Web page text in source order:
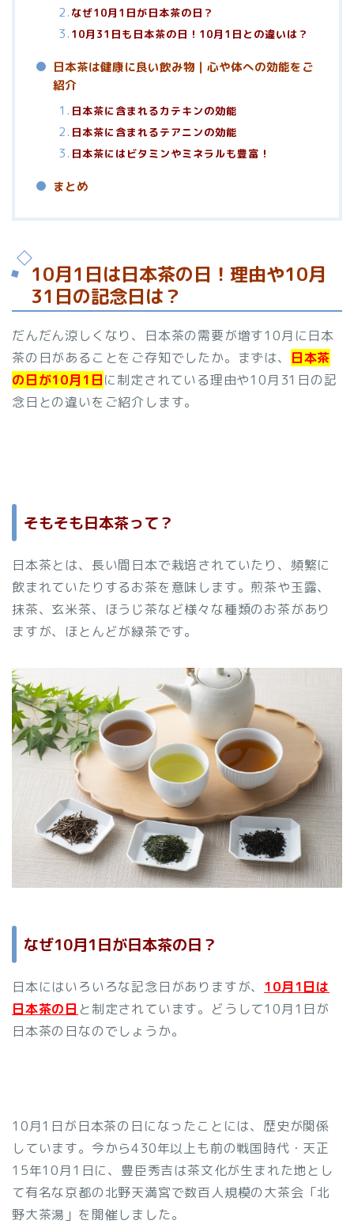
なぜ10月1日が日本茶の日？
10月31日も日本茶の日！10月1日との違いは？
日本茶は健康に良い飲み物｜心や体への効能をご
紹介
日本茶に含まれるカテキンの効能
日本茶に含まれるテアニンの効能
日本茶にはビタミンやミネラルも豊富！
まとめ
10月1日は日本茶の日！理由や10月
31日の記念日は？
だんだん涼しくなり、日本茶の需要が増す10月に日本
茶の日があることをご存知でしたか。まずは、 日本茶
の日が10月1日に制定されている理由や10月31日の記
念日との違いをご紹介します。
そもそも日本茶って？
日本茶とは、長い間日本で栽培されていたり、頻繁に
飲まれていたりするお茶を意味します。煎茶や玉露、
抹茶、玄米茶、ほうじ茶など様々な種類のお茶があり
ますが、ほとんどが緑茶です。
なぜ10月1日が日本茶の日？
日本にはいろいろな記念日がありますが、 10月1日は
日本茶の日 と制定されています。どうして10月1日が
日本茶の日なのでしょうか。
10月1日が日本茶の日になったことには、歴史が関係
しています。今から430年以上も前の戦国時代・天正
15年10月1日に、豊臣秀吉は茶文化が生まれた地とし
て有名な京都の北野天満宮で数百人規模の大茶会「北
野大茶湯」を開催しました。